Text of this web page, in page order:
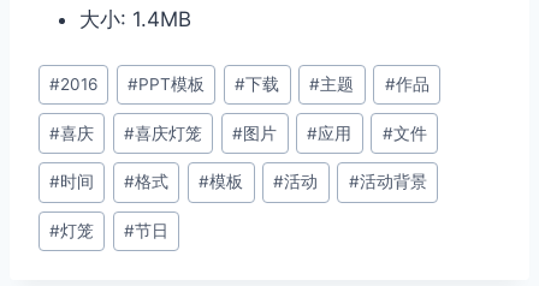
大小: 1.4MB
文
章
标
签：
#2016 #PPT模板 #下载 #主题 #作品
#喜庆 #喜庆灯笼 #图片 #应用 #文件
#时间 #格式 #模板 #活动 #活动背景
#灯笼 #节日